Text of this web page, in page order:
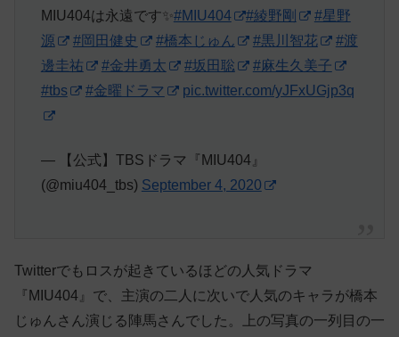
MIU404は永遠です✨#MIU404 #綾野剛
#星野
源
#岡田健史 #橋本じゅん #黒川智花
#渡
邊圭祐
#金井勇太 #坂田聡
#麻生久美子
#tbs
#金曜ドラマ pic.twitter.com/yJFxUGjp3q
— 【公式】TBSドラマ『MIU404』
(@miu404_tbs) September 4, 2020
Twitterでもロスが起きているほどの人気ドラマ
『MIU404』で、主演の二人に次いで人気のキャラが橋本
じゅんさん演じる陣馬さんでした。上の写真の一列目の一